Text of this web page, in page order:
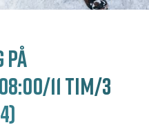
PÅ
11 TIM/3